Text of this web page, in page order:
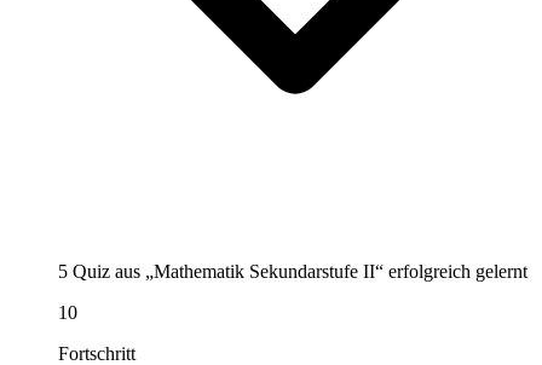
5 Quiz aus „Mathematik Sekundarstufe II“ erfolgreich gelernt
10
Fortschritt